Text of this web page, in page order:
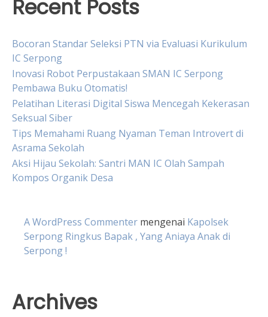
Recent Posts
Bocoran Standar Seleksi PTN via Evaluasi Kurikulum
IC Serpong
Inovasi Robot Perpustakaan SMAN IC Serpong
Pembawa Buku Otomatis!
Pelatihan Literasi Digital Siswa Mencegah Kekerasan
Seksual Siber
Tips Memahami Ruang Nyaman Teman Introvert di
Asrama Sekolah
Aksi Hijau Sekolah: Santri MAN IC Olah Sampah
Kompos Organik Desa
A WordPress Commenter mengenai Kapolsek
Serpong Ringkus Bapak , Yang Aniaya Anak di
Serpong !
Archives